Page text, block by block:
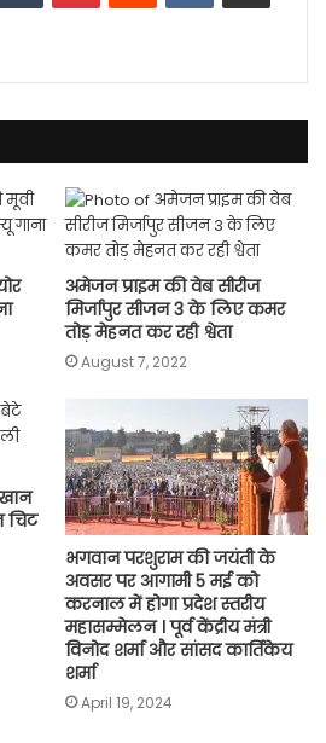
अमेजन प्राइम की वेब सीरीज
मिर्जापुर सीजन 3 के लिए कमर
तोड़ मेहनत कर रही श्वेता
August 7, 2022
चिट
भगवान परशुराम की जयंती के
अवसर पर आगामी 5 मई को
करनाल में होगा प्रदेश स्तरीय
महासम्मेलन । पूर्व केंद्रीय मंत्री
विनोद शर्मा और सांसद कार्तिकेय
शर्मा
April 19, 2024